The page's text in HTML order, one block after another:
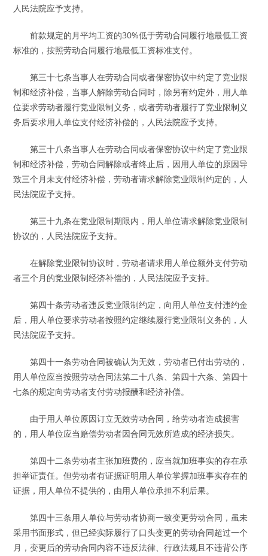
人民法院应予支持。
前款规定的月平均工资的30%低于劳动合同履行地最低工资
标准的，按照劳动合同履行地最低工资标准支付。
第三十七条当事人在劳动合同或者保密协议中约定了竞业限
制和经济补偿，当事人解除劳动合同时，除另有约定外，用人单
位要求劳动者履行竞业限制义务，或者劳动者履行了竞业限制义
务后要求用人单位支付经济补偿的，人民法院应予支持。
第三十八条当事人在劳动合同或者保密协议中约定了竞业限
制和经济补偿，劳动合同解除或者终止后，因用人单位的原因导
致三个月未支付经济补偿，劳动者请求解除竞业限制约定的，人
民法院应予支持。
第三十九条在竞业限制期限内，用人单位请求解除竞业限制
协议的，人民法院应予支持。
在解除竞业限制协议时，劳动者请求用人单位额外支付劳动
者三个月的竞业限制经济补偿的，人民法院应予支持。
第四十条劳动者违反竞业限制约定，向用人单位支付违约金
后，用人单位要求劳动者按照约定继续履行竞业限制义务的，人
民法院应予支持。
第四十一条劳动合同被确认为无效，劳动者已付出劳动的，
用人单位应当按照劳动合同法第二十八条、第四十六条、第四十
七条的规定向劳动者支付劳动报酬和经济补偿。
由于用人单位原因订立无效劳动合同，给劳动者造成损害
的，用人单位应当赔偿劳动者因合同无效所造成的经济损失。
第四十二条劳动者主张加班费的，应当就加班事实的存在承
担举证责任。但劳动者有证据证明用人单位掌握加班事实存在的
证据，用人单位不提供的，由用人单位承担不利后果。
第四十三条用人单位与劳动者协商一致变更劳动合同，虽未
采用书面形式，但已经实际履行了口头变更的劳动合同超过一个
月，变更后的劳动合同内容不违反法律、行政法规且不违背公序